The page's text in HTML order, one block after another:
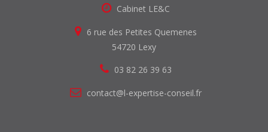
Cabinet LE&C
6 rue des Petites Quemenes
54720 Lexy
03 82 26 39 63
contact@l-expertise-conseil.fr